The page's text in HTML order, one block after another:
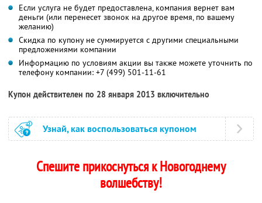
Если услуга не будет предоставлена, компания вернет вам
деньги (или перенесет звонок на другое время, по вашему
желанию)
Скидка по купону не суммируется с другими специальными
предложениями компании
Информацию по условиям акции вы также можете уточнить по
телефону компании: +7 (499) 501-11-61
Купон действителен по 28 января 2013 включительно
Узнай, как воспользоваться купоном
Спешите прикоснуться к Новогоднему
волшебству!